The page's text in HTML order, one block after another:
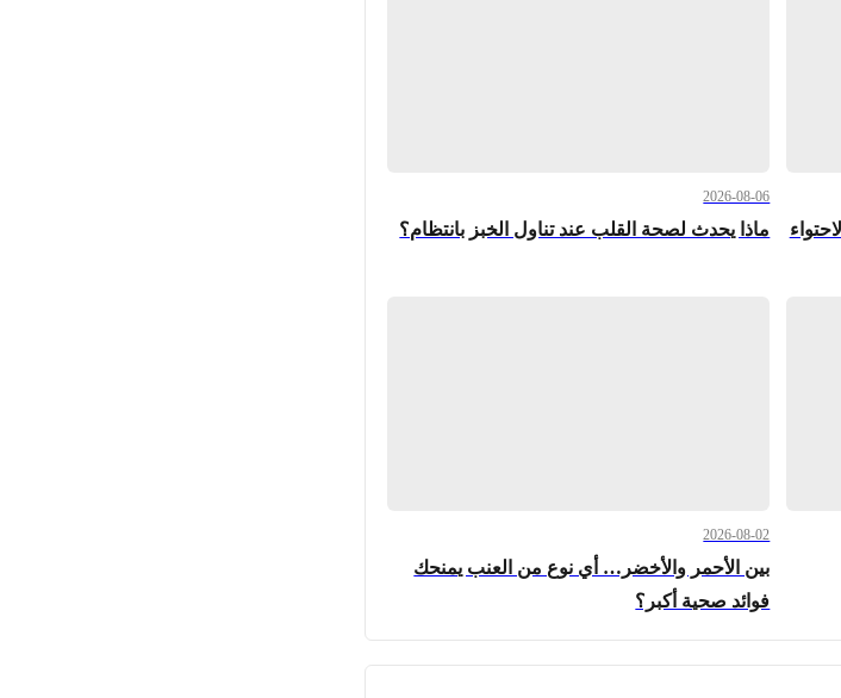
2026-08-06
ماذا يحدث لصحة القلب عند تناول الخبز بانتظام؟
2026-08-02
بين الأحمر والأخضر… أي نوع من العنب يمنحك
فوائد صحية أكبر؟